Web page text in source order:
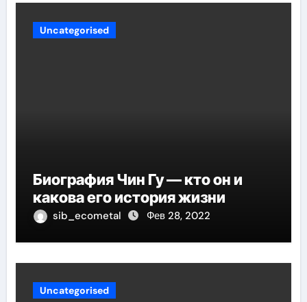
Uncategorised
Биография Чин Гу — кто он и
какова его история жизни
sib_ecometal Фев 28, 2022
Uncategorised